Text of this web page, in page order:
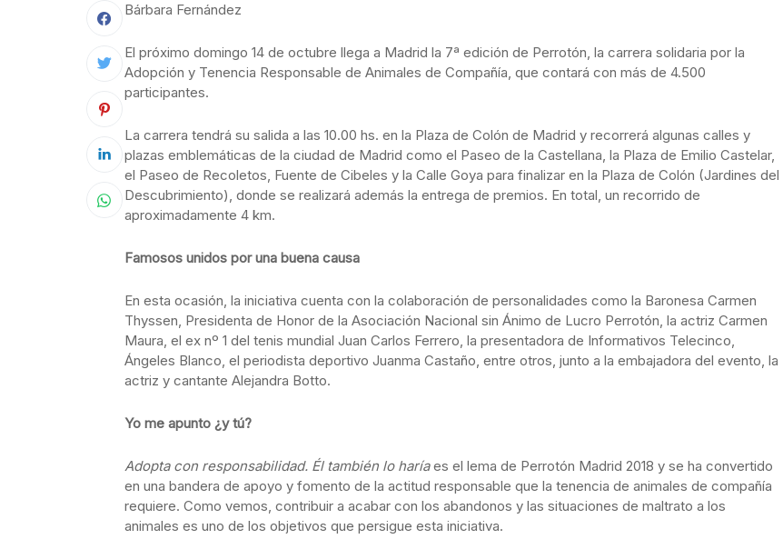
Bárbara Fernández
El próximo domingo 14 de octubre llega a Madrid la 7ª edición de Perrotón, la carrera solidaria por la
Adopción y Tenencia Responsable de Animales de Compañía, que contará con más de 4.500
participantes.
La carrera tendrá su salida a las 10.00 hs. en la Plaza de Colón de Madrid y recorrerá algunas calles y
plazas emblemáticas de la ciudad de Madrid como el Paseo de la Castellana, la Plaza de Emilio Castelar,
el Paseo de Recoletos, Fuente de Cibeles y la Calle Goya para finalizar en la Plaza de Colón (Jardines del
Descubrimiento), donde se realizará además la entrega de premios. En total, un recorrido de
aproximadamente 4 km.
Famosos unidos por una buena causa
En esta ocasión, la iniciativa cuenta con la colaboración de personalidades como la Baronesa Carmen
Thyssen, Presidenta de Honor de la Asociación Nacional sin Ánimo de Lucro Perrotón, la actriz Carmen
Maura, el ex nº 1 del tenis mundial Juan Carlos Ferrero, la presentadora de Informativos Telecinco,
Ángeles Blanco, el periodista deportivo Juanma Castaño, entre otros, junto a la embajadora del evento, la
actriz y cantante Alejandra Botto.
Yo me apunto ¿y tú?
Adopta con responsabilidad. Él también lo haríaes el lema de Perrotón Madrid 2018 y se ha convertido
en una bandera de apoyo y fomento de la actitud responsable que la tenencia de animales de compañía
requiere. Como vemos, contribuir a acabar con los abandonos y las situaciones de maltrato a los
animales es uno de los objetivos que persigue esta iniciativa.